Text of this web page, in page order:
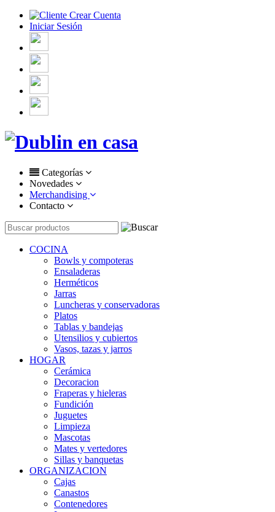
Crear Cuenta
Iniciar Sesión
Categorías
Novedades
Merchandising
Contacto
COCINA
Bowls y compoteras
Ensaladeras
Herméticos
Jarras
Luncheras y conservadoras
Platos
Tablas y bandejas
Utensilios y cubiertos
Vasos, tazas y jarros
HOGAR
Cerámica
Decoracion
Fraperas y hieleras
Fundición
Juguetes
Limpieza
Mascotas
Mates y vertedores
Sillas y banquetas
ORGANIZACION
Cajas
Canastos
Contenedores